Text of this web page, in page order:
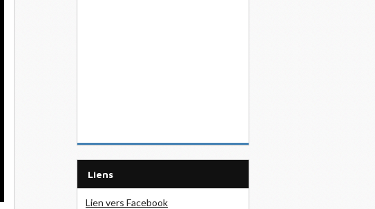
Liens
Lien vers Facebook